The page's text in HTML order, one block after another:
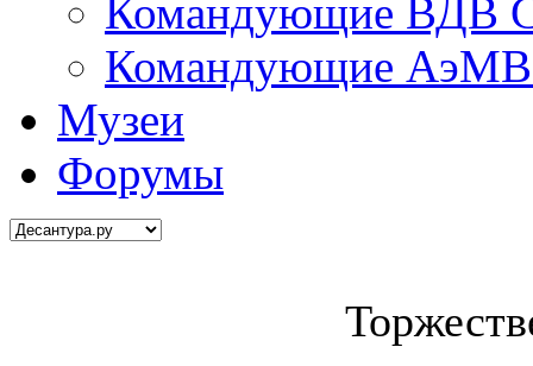
Командующие ВДВ
Командующие АэМВ
Музеи
Форумы